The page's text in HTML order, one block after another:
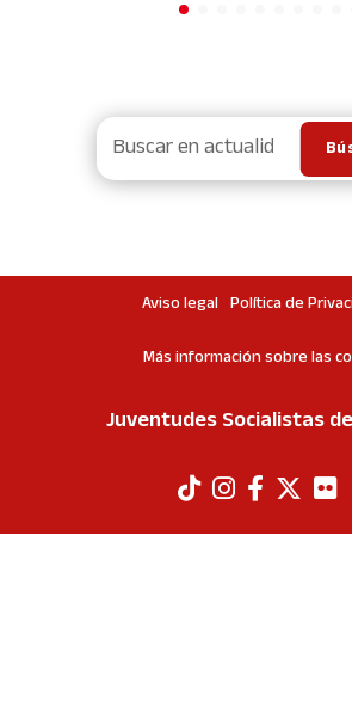
Aviso legal Política de
Más información sobre las
Juventudes Socialistas